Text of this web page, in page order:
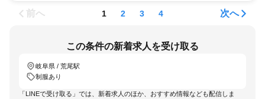
前へ 1 2 3 4 次へ
この条件の新着求人を受け取る
岐阜県 / 荒尾駅
制服あり
「LINEで受け取る」では、新着求人のほか、おすすめ情報なども配信しま